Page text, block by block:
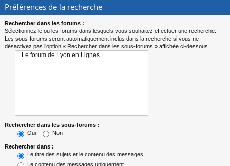
Préférences de la recherche
Rechercher dans les forums :
Sélectionnez le ou les forums dans lesquels vous souhaitez effectuer une recherche.
Les sous-forums seront automatiquement inclus dans la recherche si vous ne
désactivez pas l’option « Rechercher dans les sous-forums » affichée ci-dessous.
Rechercher dans les sous-forums :
Oui
Non
Rechercher dans :
Le titre des sujets et le contenu des messages
Le contenu des messages uniquement